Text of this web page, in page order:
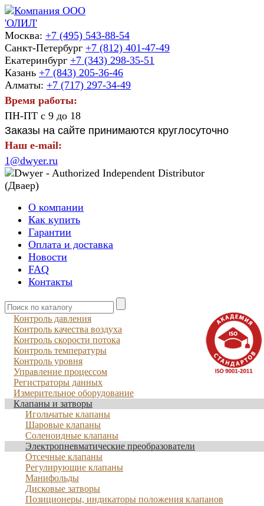
Москва: +7 (495) 543-88-54
Санкт-Петербург +7 (812) 401-47-49
Екатеринбург +7 (343) 298-35-51
Казань +7 (843) 205-36-46
Алматы: +7 (717) 297-34-49
Время работы:
ПН-ПТ с 9 до 18
Заказы на сайте принимаются круглосуточно
Наш e-mail:
1@dwyer.ru
О компании
Как купить
Гарантии
Оплата и доставка
Новости
FAQ
Контакты
Контроль давления
Контроль качества воздуха
Контроль скорости потока
Контроль температуры
Контроль уровня
Управление процессом
Регистраторы данных
Измерительное оборудование
Клапаны и затворы
Игольчатые клапаны
Шаровые клапаны
Соленоидные клапаны
Электропневматические преобразователи
Отсечные клапаны
Регулирующие клапаны
Манифольды
Дисковые затворы
Позиционеры, индикаторы положения клапанов